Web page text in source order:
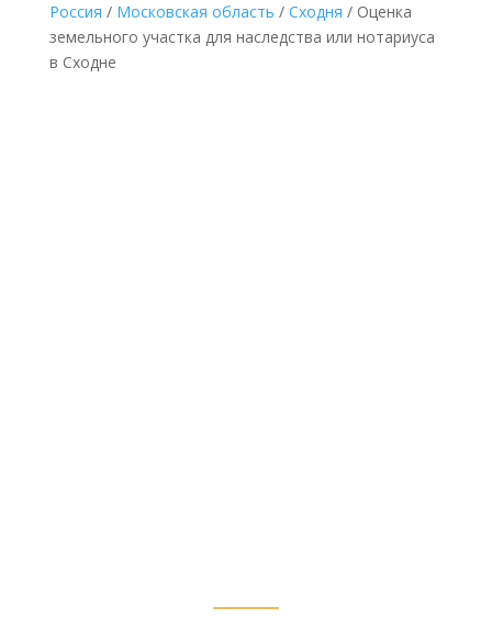
Россия / Московская область / Сходня / Оценка
земельного участка для наследства или нотариуса
в Сходне